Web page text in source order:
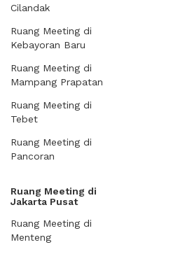
Cilandak
Ruang Meeting di
Kebayoran Baru
Ruang Meeting di
Mampang Prapatan
Ruang Meeting di
Tebet
Ruang Meeting di
Pancoran
Ruang Meeting di
Jakarta Pusat
Ruang Meeting di
Menteng